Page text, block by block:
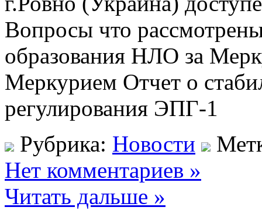
Вопросы что
образования НЛО за
Меркурием Отчет о
регулирования ЭПГ-1
Рубрика: Новости
Нет комментариев »
Читать дальше »